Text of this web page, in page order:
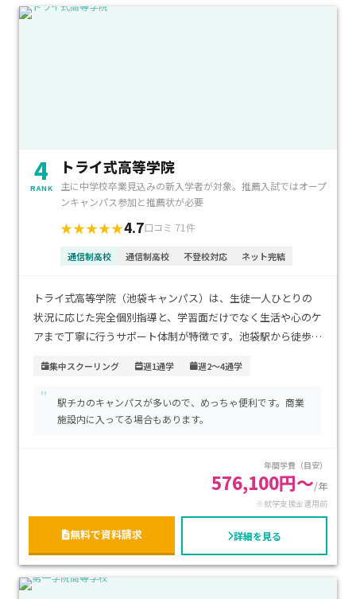
4
RANK
トライ式高等学院
主に中学校卒業見込みの新入学者が対象。推薦入試ではオープ
ンキャンパス参加と推薦状が必要
★★★★★4.7口コミ 71件
通信制高校 通信制高校 不登校対応 ネット完結
トライ式高等学院（池袋キャンパス）は、生徒一人ひとりの
状況に応じた完全個別指導と、学習面だけでなく生活や心のケ
アまで丁寧に行うサポート体制が特徴です。池袋駅から徒歩圏
内各地や埼玉方面からのアクセスも非常に良好です。学費は大
手サポート校として標準的な水準で、安心して継続できる点も
魅力です。不登校経験がある生徒や、自分のペースで高校卒業
集中スクーリング 週1通学 週2～4通学
"
駅チカのキャンパスが多いので、めっちゃ便利です。商業
施設内に入ってる場合もあります。
年間学費（目安）
576,100円～/年
※就学支援金適用前
無料で資料請求 詳細を見る